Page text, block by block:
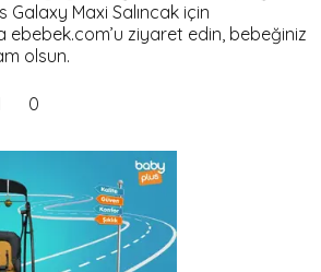
Maxi Salıncak için
ebebek.com’u ziyaret edin, bebeğiniz
olsun.
0